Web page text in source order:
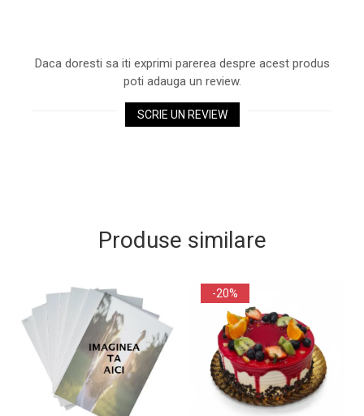
Daca doresti sa iti exprimi parerea despre acest produs
poti adauga un review.
SCRIE UN REVIEW
Produse similare
-20%